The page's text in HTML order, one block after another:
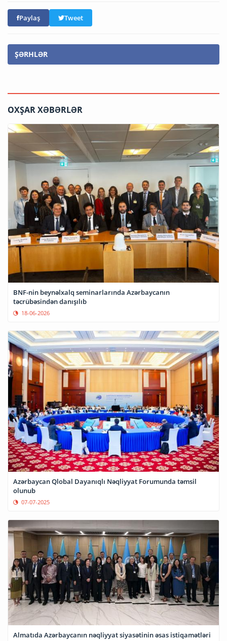
Paylaş Tweet
ŞƏRHLƏR
OXŞAR XƏBƏRLƏR
BNF-nin beynəlxalq seminarlarında Azərbaycanın
təcrübəsindən danışılıb
18-06-2026
Azərbaycan Qlobal Dayanıqlı Nəqliyyat Forumunda təmsil
olunub
07-07-2025
Almatıda Azərbaycanın nəqliyyat siyasətinin əsas istiqamətləri